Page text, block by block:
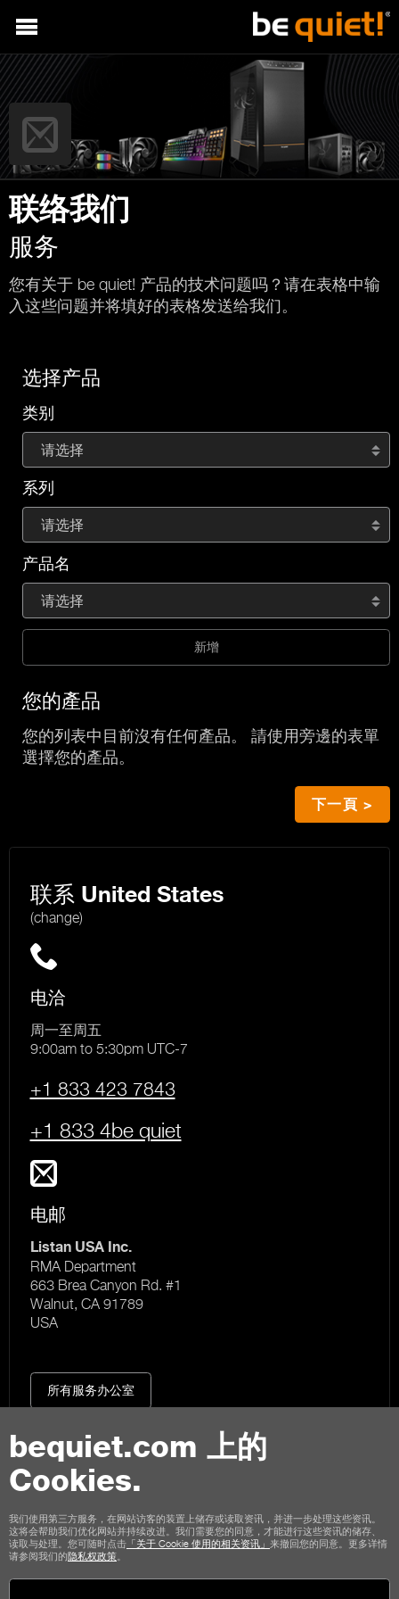
bequiet.com 上的
Cookies.
我们使用第三方服务，在网站访客的装置上储存或读取资讯，并进一步处理这些资讯。
这将会帮助我们优化网站并持续改进。我们需要您的同意，才能进行这些资讯的储存、
读取与处理。您可随时点击 「关于 Cookie 使用的相关资讯」 来撤回您的同意。更多详情
请参阅我们的隐私权政策
联络我们
服务
您有关于 be quiet! 产品的技术问题吗？请在表格中输
入这些问题并将填好的表格发送给我们。
选择产品
类别
请选择
系列
请选择
产品名
请选择
新增
您的產品
您的列表中目前沒有任何產品。 請使用旁邊的表單
選擇您的產品。
下一頁 >
联系 United States
(change)
电洽
周一至周五
9:00am to 5:30pm UTC-7
+1 833 423 7843
+1 833 4be quiet
电邮
Listan USA Inc.
RMA Department
663 Brea Canyon Rd. #1
Walnut, CA 91789
USA
所有服务办公室
使用条款 私权 Cookies
版本说明